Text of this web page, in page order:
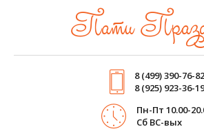
Пати
8 (499) 390-76-82
8 (925) 923-36-19
Пн-Пт 10.00-
Cб ВС-вых